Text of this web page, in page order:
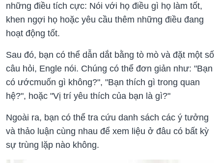
những điều tích cực: Nói với họ điều gì họ làm tốt,
khen ngợi họ hoặc yêu cầu thêm những điều đang
hoạt động tốt.
Sau đó, bạn có thể dẫn dắt bằng tò mò và đặt một số
câu hỏi, Engle nói. Chúng có thể đơn giản như: "Bạn
có ướcmuốn gì không?", "Bạn thích gì trong quan
hệ?", hoặc "Vị trí yêu thích của bạn là gì?"
Ngoài ra, bạn có thể tra cứu danh sách các ý tưởng
và thảo luận cùng nhau để xem liệu ở đâu có bất kỳ
sự trùng lặp nào không.